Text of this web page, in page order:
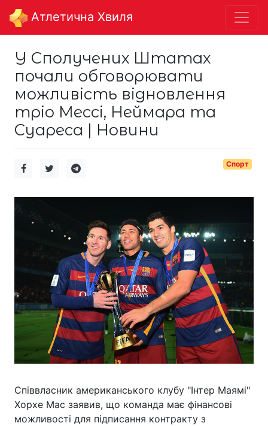
Aтлетична Хвиля
У Сполучених Штатах
почали обговорювати
можливість відновлення
тріо Мессі, Неймара та
Суареса | Новини
Спорт
Співвласник американського клубу "Інтер Маямі"
Хорхе Мас заявив, що команда має фінансові
можливості для підписання контракту з